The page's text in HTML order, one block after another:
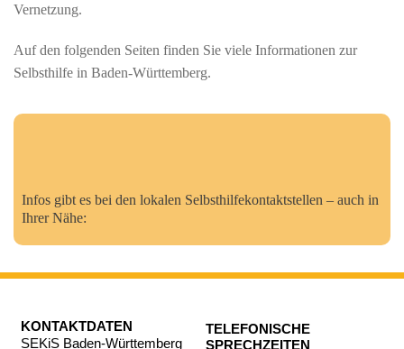
Vernetzung.
Auf den folgenden Seiten finden Sie viele Informationen zur
Selbsthilfe in Baden-Württemberg.
Infos gibt es bei den lokalen Selbsthilfekontaktstellen – auch in
Ihrer Nähe:
KONTAKTDATEN
SEKiS Baden-Württemberg
TELEFONISCHE
SPRECHZEITEN